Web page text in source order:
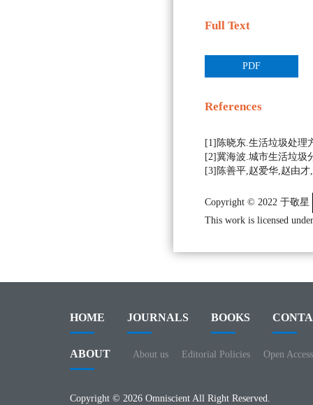
Full Text
PDF
References
[1]陈晓东.生活垃圾处理
[2]冀海波.城市生活垃圾
[3]陈善平,赵爱华,赵由
Copyright © 2022 于敬星
This work is licensed
HOME JOURNALS BOOKS
ABOUT About us Editorial Policies Open
Copyright © 2026 Omniscient All Right Reserved.